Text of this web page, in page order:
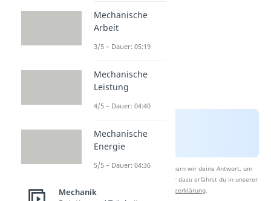
Nach Beantwortung speichern wir deine Antwort, um
Studyflix zu verbessern. Mehr dazu erfährst du in unserer
Datenschutzerklärung.
Mechanische
Arbeit
3/5 – Dauer: 05:19
Mechanische
Leistung
4/5 – Dauer: 04:40
Mechanische
Energie
5/5 – Dauer: 04:36
Mechanik